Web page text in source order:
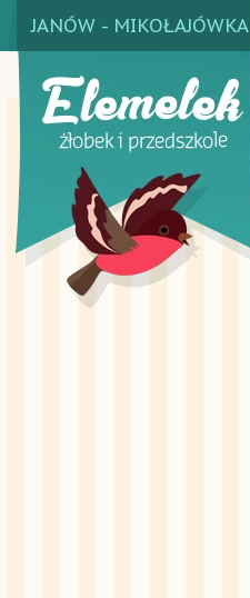
JANÓW - MIKOŁAJÓWKA